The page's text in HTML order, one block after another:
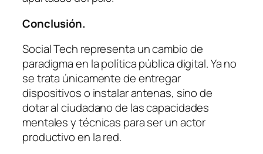
Conclusión.
Social Tech representa un cambio de
paradigma en la política pública digital. Ya no
se trata únicamente de entregar
dispositivos o instalar antenas, sino de
dotar al ciudadano de las capacidades
mentales y técnicas para ser un actor
productivo en la red.